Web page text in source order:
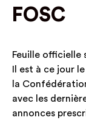
FOSC
Feuille officielle
Il est à ce jour
la
avec les
annonces